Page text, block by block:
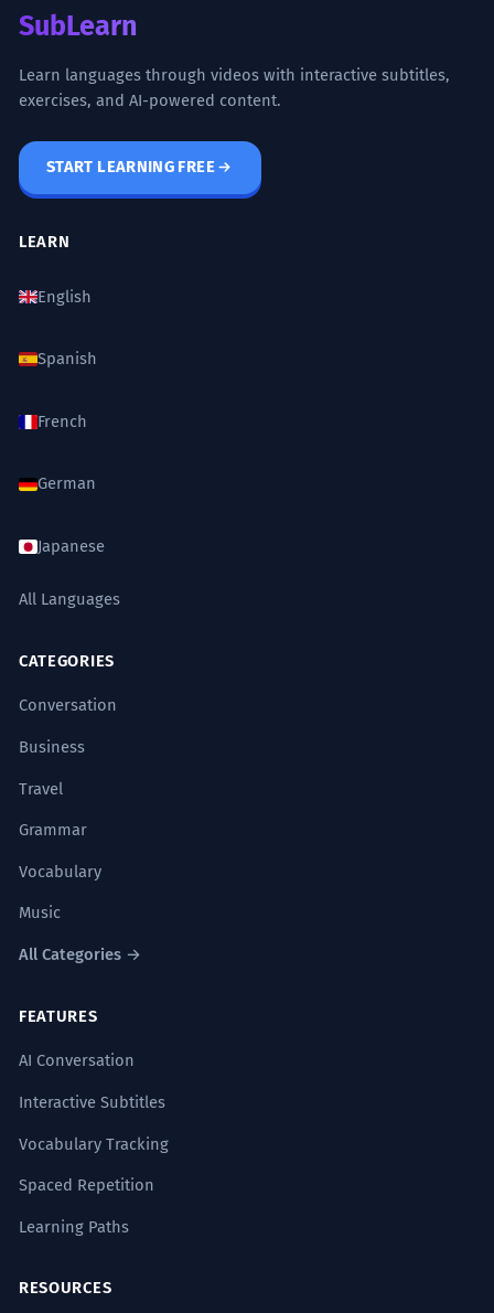
SubLearn
Learn languages through videos with interactive subtitles,
exercises, and AI-powered content.
START LEARNING FREE
LEARN
English
Spanish
French
German
Japanese
All Languages
CATEGORIES
Conversation
Business
Travel
Grammar
Vocabulary
Music
All Categories →
FEATURES
AI Conversation
Interactive Subtitles
Vocabulary Tracking
Spaced Repetition
Learning Paths
RESOURCES